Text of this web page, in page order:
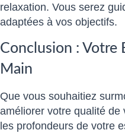
relaxation. Vous serez
adaptées à vos objectifs.
Conclusion : Votre
Main
Que vous souhaitiez
améliorer votre qualité
les profondeurs de votre